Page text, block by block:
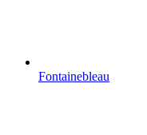
Fontainebleau